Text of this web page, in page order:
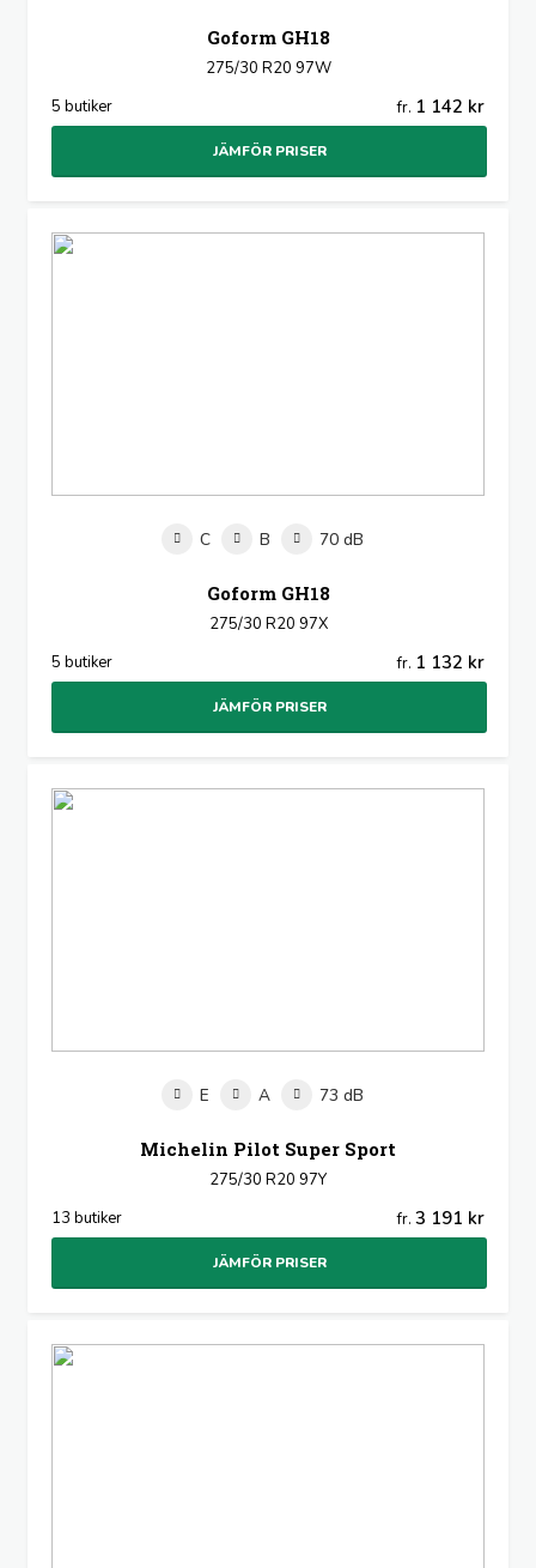
Goform GH18
275/30 R20 97W
5 butiker
fr. 1 142 kr
JÄMFÖR PRISER
C B 70 dB
Goform GH18
275/30 R20 97X
5 butiker
fr. 1 132 kr
JÄMFÖR PRISER
E A 73 dB
Michelin Pilot Super Sport
275/30 R20 97Y
13 butiker
fr. 3 191 kr
JÄMFÖR PRISER